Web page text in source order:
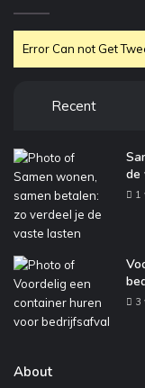
Error Can not Get
Recent
de
1
3
About